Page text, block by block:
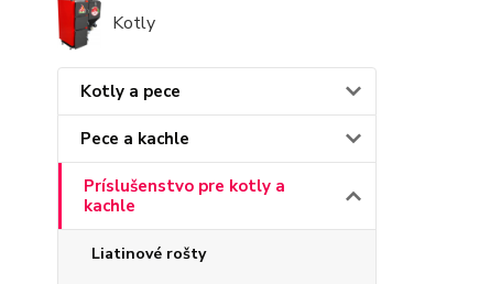
Kotly
Kotly a pece
Pece a kachle
Príslušenstvo pre kotly a
kachle
Liatinové rošty